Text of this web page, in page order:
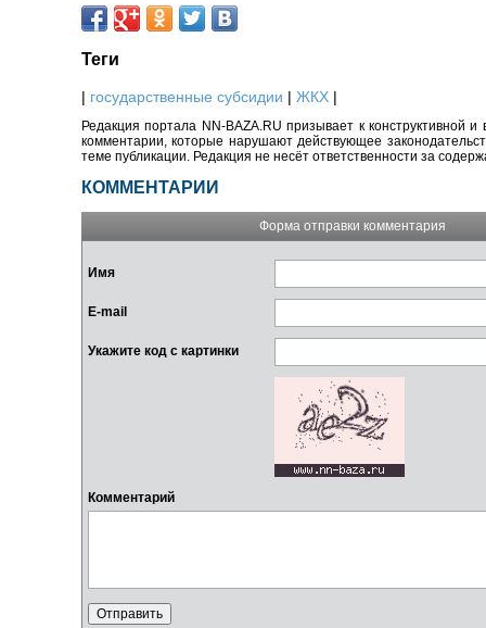
Теги
| государственные субсидии | ЖКХ |
Редакция портала NN-BAZA.RU призывает к конструктивной
комментарии, которые нарушают действующее
теме публикации. Редакция не несёт ответственности за
КОММЕНТАРИИ
Форма отправки комментария
Имя
E-mail
Укажите код с картинки
Комментарий